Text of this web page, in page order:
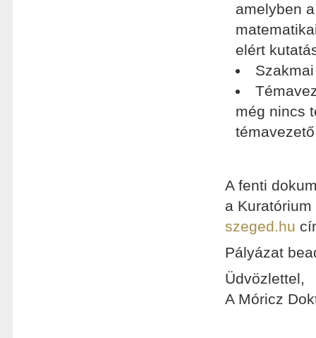
amelyben
elért
még nincs
A fenti
a
szeged.hu
Pályázat
Üdvözlettel,
A Móricz